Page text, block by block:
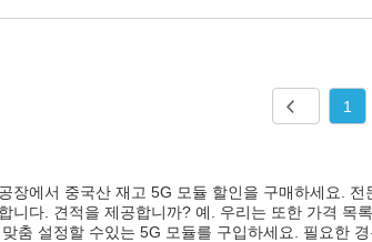
1
장에서 중국산 재고 5G 모듈 할인을 구매하세요.
니다. 견적을 제공합니까? 예. 우리는 또한 가격 목
춤 설정할 수있는 5G 모듈를 구입하세요. 필요한